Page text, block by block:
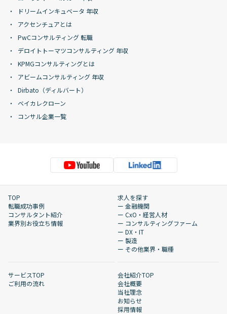
ドリームインキュベータ 年収
アクセンチュアとは
PwCコンサルティング 転職
デロイトトーマツコンサルティング 年収
KPMGコンサルティングとは
アビームコンサルティング 年収
Dirbato（ディルバート）
ベイカレクローン
コンサル企業一覧
TOP
転職成功事例
コンサルタント紹介
業界別お役立ち情報
求人を探す
ー 金融機関
ー CxO・経営人材
ー コンサルティングファーム
ー DX・IT
ー 製造
ー その他業界・職種
サービスTOP
ご利用の流れ
会社紹介TOP
会社概要
当社理念
お知らせ
採用情報